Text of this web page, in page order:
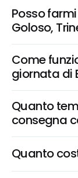
Posso
Goloso,
Come
giornata di
Quanto
consegna
Quanto